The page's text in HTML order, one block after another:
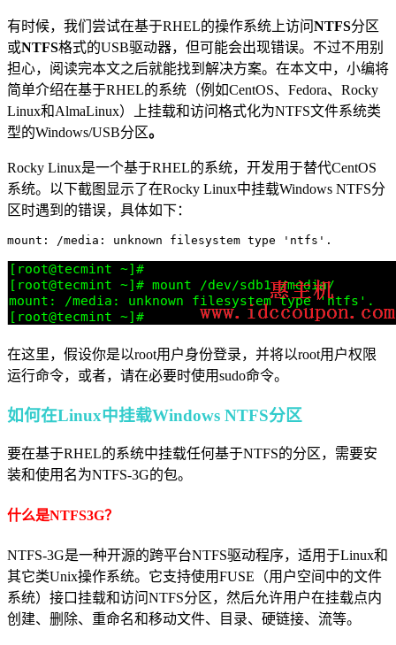
有时候，我们尝试在基于RHEL的操作系统上访问NTFS分区
或NTFS格式的USB驱动器，但可能会出现错误。不过不用别
担心，阅读完本文之后就能找到解决方案。在本文中，小编将
简单介绍在基于RHEL的系统（例如CentOS、Fedora、Rocky
Linux和​​AlmaLinux）上挂载和访问格式化为NTFS文件系统类
型的Windows/USB分区。
Rocky Linux是一个基于RHEL的系统，开发用于替代CentOS
系统。以下截图显示了在Rocky Linux中挂载Windows NTFS分
区时遇到的错误，具体如下：
mount: /media: unknown filesystem type 'ntfs'.
在这里，假设你是以root用户身份登录，并将以root用户权限
运行命令，或者，请在必要时使用sudo命令。
如何在Linux中挂载Windows NTFS分区
要在基于RHEL的系统中挂载任何基于NTFS的分区，需要安
装和使用名为NTFS-3G的包。
什么是NTFS3G？
NTFS-3G是一种开源的跨平台NTFS驱动程序，适用于Linux和
其它类Unix操作系统。它支持使用FUSE（用户空间中的文件
系统）接口挂载和访问NTFS分区，然后允许用户在挂载点内
创建、删除、重命名和移动文件、目录、硬链接、流等。